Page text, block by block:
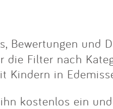
Bewertungen und
die Filter nach
Kindern in
kostenlos ein